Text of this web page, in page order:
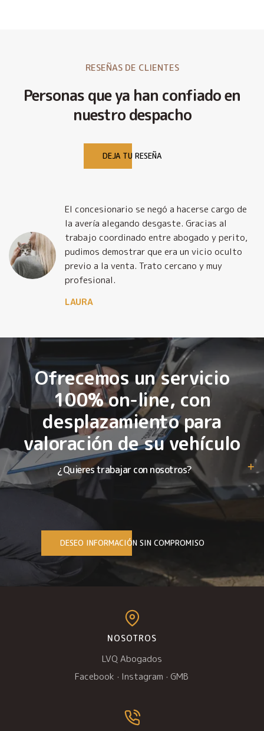
RESEÑAS DE CLIENTES
Personas que ya han confiado en
nuestro despacho
DEJA TU RESEÑA
El concesionario se negó a hacerse cargo de
la avería alegando desgaste. Gracias al
trabajo coordinado entre abogado y perito,
pudimos demostrar que era un vicio oculto
previo a la venta. Trato cercano y muy
profesional.
LAURA
Ofrecemos un servicio
100% on-line, con
desplazamiento para
valoración de su vehículo
¿Quieres trabajar con nosotros?
DESEO INFORMACIÓN SIN COMPROMISO
NOSOTROS
LVQ Abogados
Facebook · Instagram · GMB